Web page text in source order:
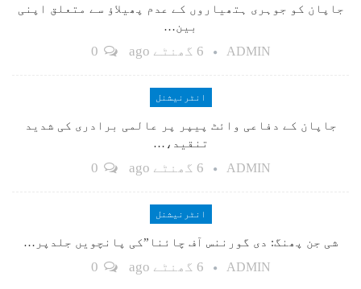
جاپان کو جوہری ہتھیاروں کے عدم پھیلاؤ سے متعلق اپنی
بین…
ADMIN 6 گھنٹے ago
انٹرنیشنل
جاپان کے دفاعی وائٹ پیپر پر عالمی برادری کی شدید
تنقید،…
ADMIN 6 گھنٹے ago
انٹرنیشنل
شی جن پھنگ: دی گورننس آف چائنا”کی پانچویں جلدپر…
ADMIN 6 گھنٹے ago